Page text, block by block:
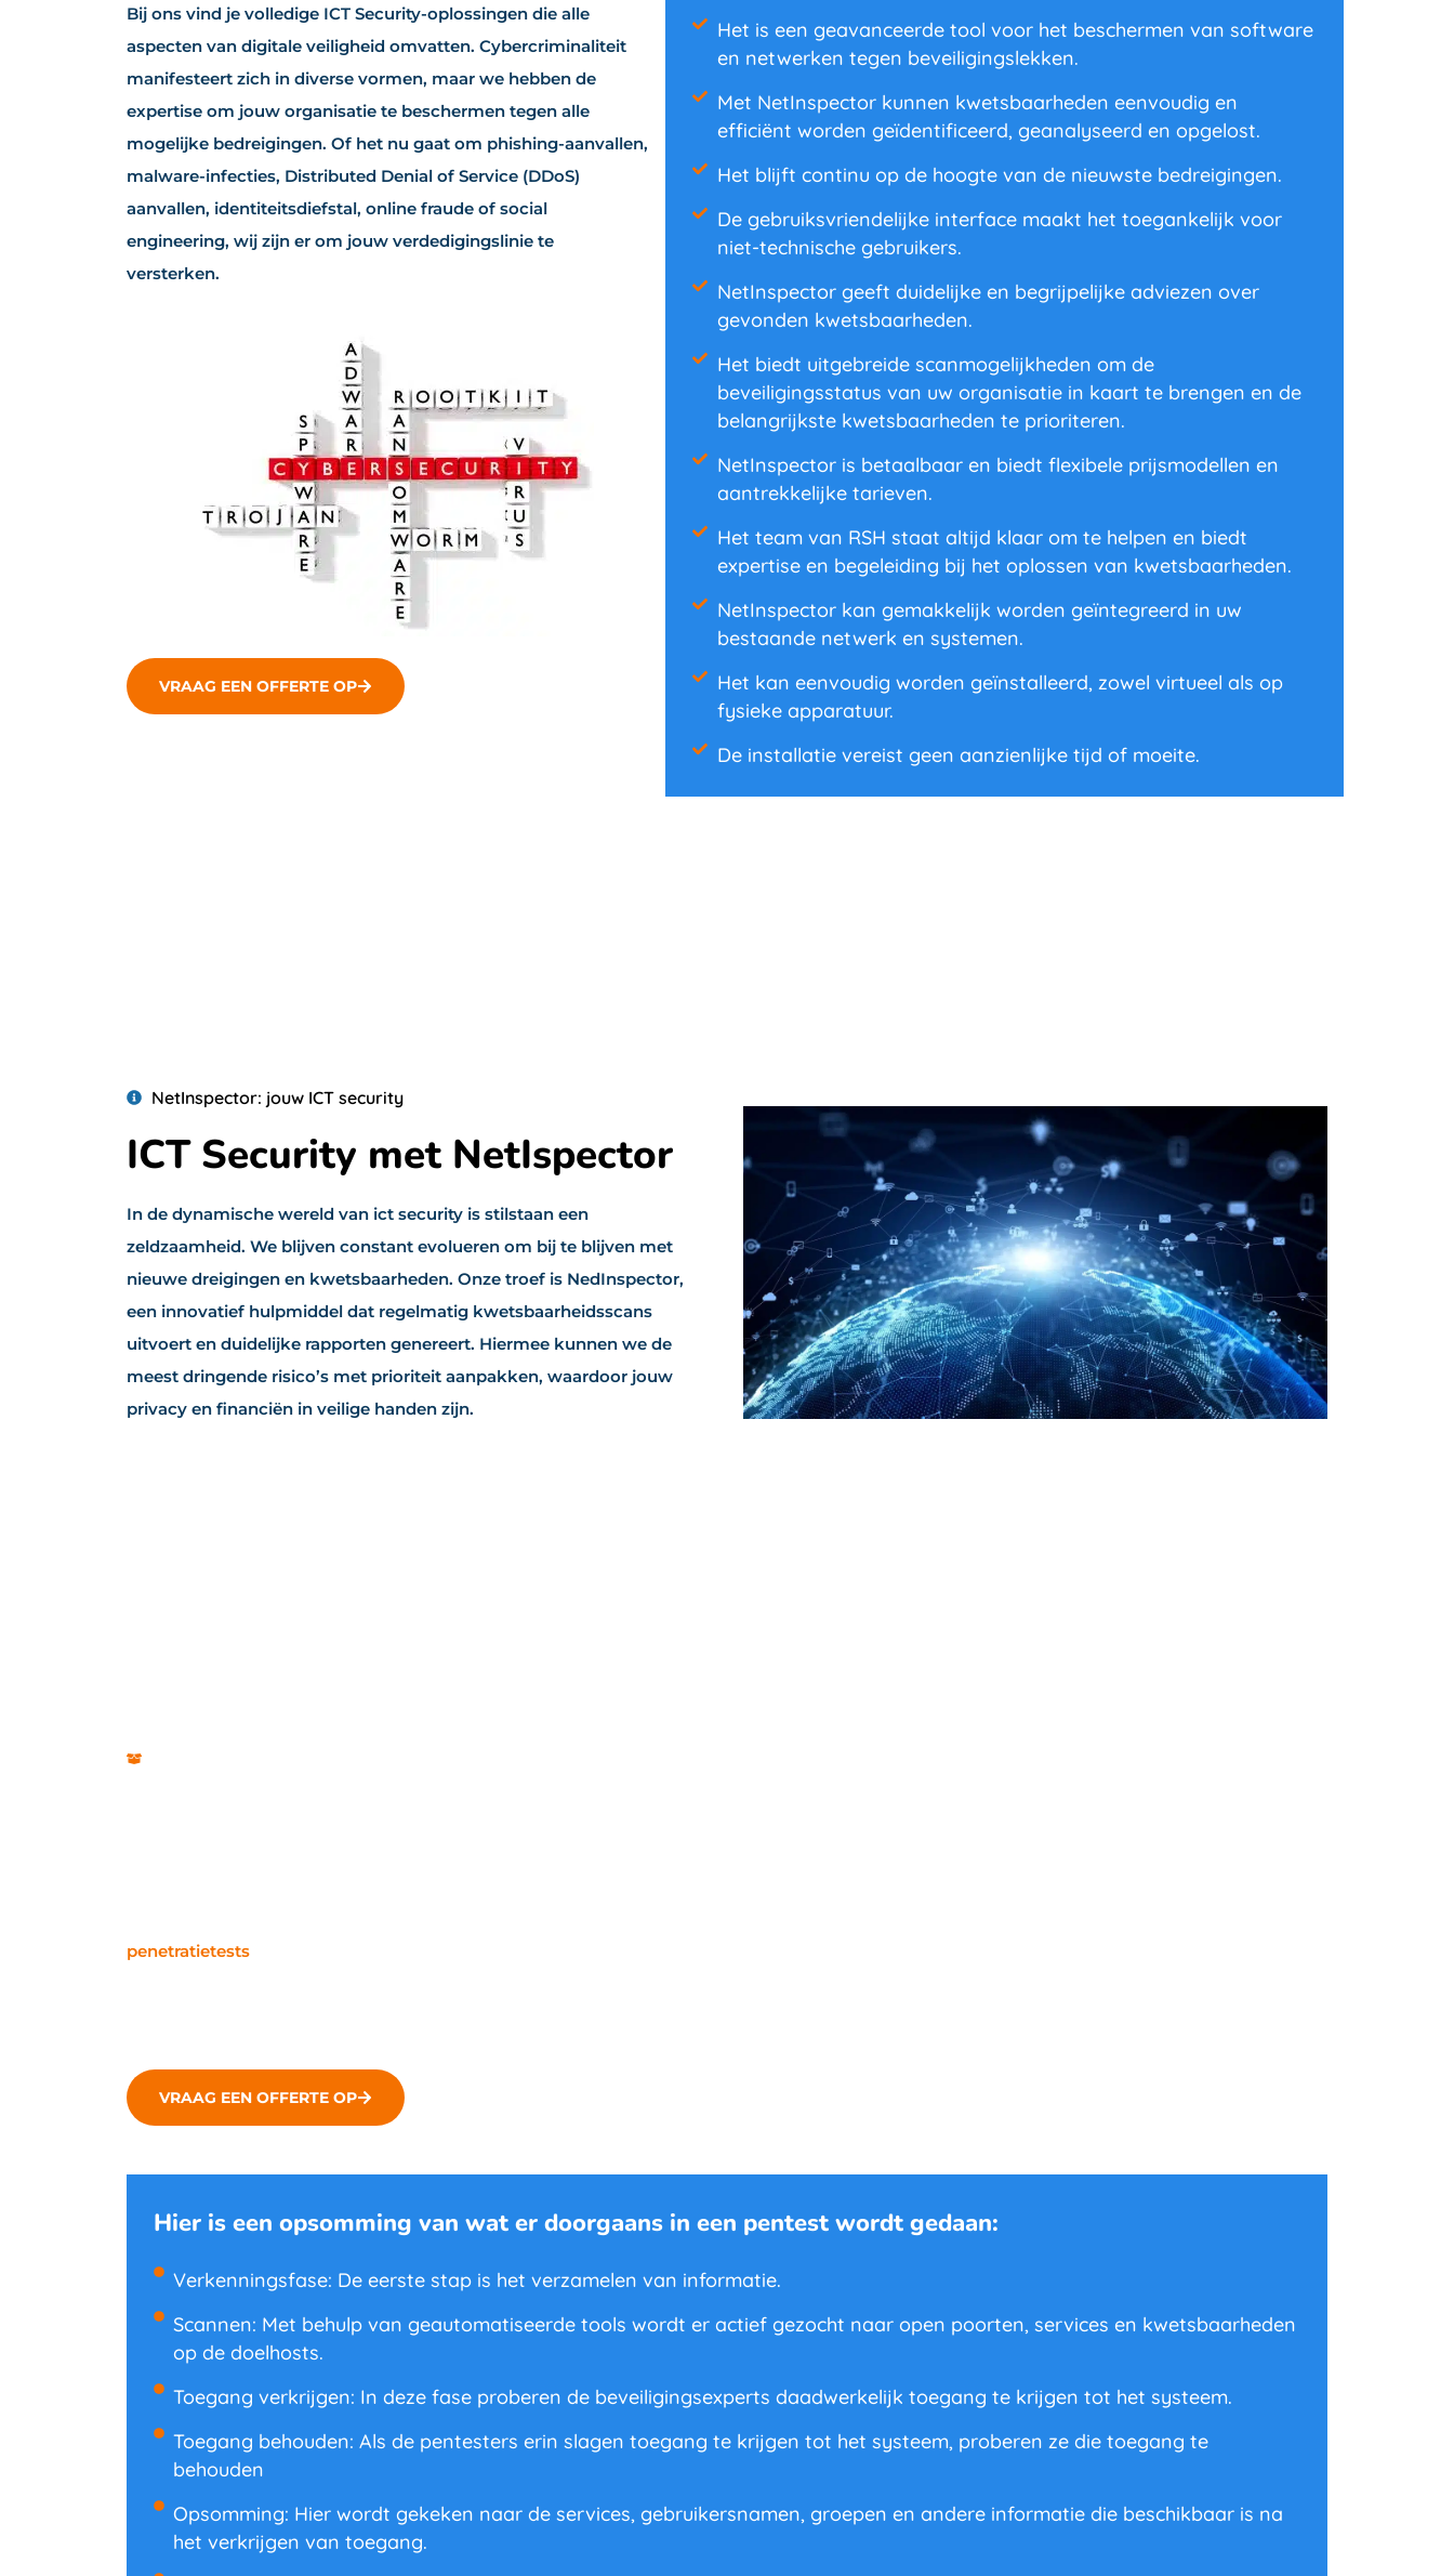
Bij ons vind je volledige ICT Security-oplossingen die alle
aspecten van digitale veiligheid omvatten. Cybercriminaliteit
manifesteert zich in diverse vormen, maar we hebben de
expertise om jouw organisatie te beschermen tegen alle
mogelijke bedreigingen. Of het nu gaat om phishing-aanvallen,
malware-infecties, Distributed Denial of Service (DDoS)
aanvallen, identiteitsdiefstal, online fraude of social
engineering, wij zijn er om jouw verdedigingslinie te
versterken.
VRAAG EEN OFFERTE OP
Het is een geavanceerde tool voor het beschermen van software
en netwerken tegen beveiligingslekken.
Met NetInspector kunnen kwetsbaarheden eenvoudig en
efficiënt worden geïdentificeerd, geanalyseerd en opgelost.
Het blijft continu op de hoogte van de nieuwste bedreigingen.
De gebruiksvriendelijke interface maakt het toegankelijk voor
niet-technische gebruikers.
NetInspector geeft duidelijke en begrijpelijke adviezen over
gevonden kwetsbaarheden.
Het biedt uitgebreide scanmogelijkheden om de
beveiligingsstatus van uw organisatie in kaart te brengen en de
belangrijkste kwetsbaarheden te prioriteren.
NetInspector is betaalbaar en biedt flexibele prijsmodellen en
aantrekkelijke tarieven.
Het team van RSH staat altijd klaar om te helpen en biedt
expertise en begeleiding bij het oplossen van kwetsbaarheden.
NetInspector kan gemakkelijk worden geïntegreerd in uw
bestaande netwerk en systemen.
Het kan eenvoudig worden geïnstalleerd, zowel virtueel als op
fysieke apparatuur.
De installatie vereist geen aanzienlijke tijd of moeite.
NetInspector: jouw ICT security
ICT Security met NetIspector
In de dynamische wereld van ict security is stilstaan een
zeldzaamheid. We blijven constant evolueren om bij te blijven met
nieuwe dreigingen en kwetsbaarheden. Onze troef is NedInspector,
een innovatief hulpmiddel dat regelmatig kwetsbaarheidsscans
uitvoert en duidelijke rapporten genereert. Hiermee kunnen we de
meest dringende risico’s met prioriteit aanpakken, waardoor jouw
privacy en financiën in veilige handen zijn.
penetratietests
VRAAG EEN OFFERTE OP
Hier is een opsomming van wat er doorgaans in een pentest wordt gedaan:
Verkenningsfase: De eerste stap is het verzamelen van informatie.
Scannen: Met behulp van geautomatiseerde tools wordt er actief gezocht naar open poorten, services en kwetsbaarheden
op de doelhosts.
Toegang verkrijgen: In deze fase proberen de beveiligingsexperts daadwerkelijk toegang te krijgen tot het systeem.
Toegang behouden: Als de pentesters erin slagen toegang te krijgen tot het systeem, proberen ze die toegang te
behouden
Opsomming: Hier wordt gekeken naar de services, gebruikersnamen, groepen en andere informatie die beschikbaar is na
het verkrijgen van toegang.